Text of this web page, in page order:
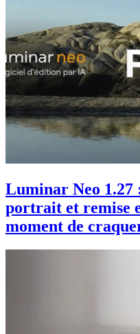
Luminar Neo 1.27
portrait et remise
moment de